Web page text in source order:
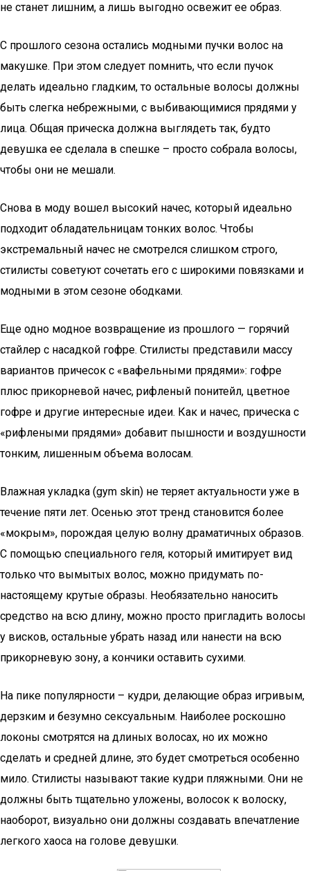
не станет лишним, а лишь выгодно освежит ее образ.
С прошлого сезона остались модными пучки волос на
макушке. При этом следует помнить, что если пучок
делать идеально гладким, то остальные волосы должны
быть слегка небрежными, с выбивающимися прядями у
лица. Общая прическа должна выглядеть так, будто
девушка ее сделала в спешке – просто собрала волосы,
чтобы они не мешали.
Снова в моду вошел высокий начес, который идеально
подходит обладательницам тонких волос. Чтобы
экстремальный начес не смотрелся слишком строго,
стилисты советуют сочетать его с широкими повязками и
модными в этом сезоне ободками.
Еще одно модное возвращение из прошлого — горячий
стайлер с насадкой гофре. Стилисты представили массу
вариантов причесок с «вафельными прядями»: гофре
плюс прикорневой начес, рифленый понитейл, цветное
гофре и другие интересные идеи. Как и начес, прическа с
«рифлеными прядями» добавит пышности и воздушности
тонким, лишенным объема волосам.
Влажная укладка (gym skin) не теряет актуальности уже в
течение пяти лет. Осенью этот тренд становится более
«мокрым», порождая целую волну драматичных образов.
С помощью специального геля, который имитирует вид
только что вымытых волос, можно придумать по-
настоящему крутые образы. Необязательно наносить
средство на всю длину, можно просто пригладить волосы
у висков, остальные убрать назад или нанести на всю
прикорневую зону, а кончики оставить сухими.
На пике популярности – кудри, делающие образ игривым,
дерзким и безумно сексуальным. Наиболее роскошно
локоны смотрятся на длиных волосах, но их можно
сделать и средней длине, это будет смотреться особенно
мило. Стилисты называют такие кудри пляжными. Они не
должны быть тщательно уложены, волосок к волоску,
наоборот, визуально они должны создавать впечатление
легкого хаоса на голове девушки.